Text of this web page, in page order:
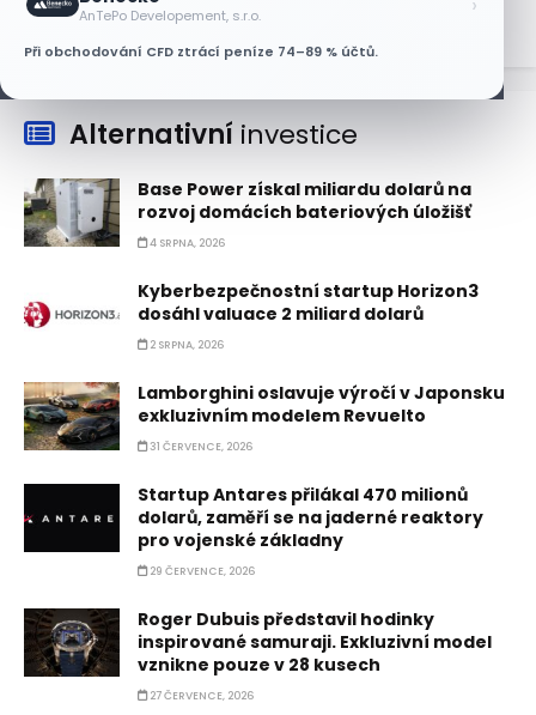
AnTePo Developement, s.r.o.
Při obchodování CFD ztrácí peníze 74–89 % účtů.
Alternativní investice
Base Power získal miliardu dolarů na
rozvoj domácích bateriových úložišť
4 SRPNA, 2026
Kyberbezpečnostní startup Horizon3
dosáhl valuace 2 miliard dolarů
2 SRPNA, 2026
Lamborghini oslavuje výročí v Japonsku
exkluzivním modelem Revuelto
31 ČERVENCE, 2026
Startup Antares přilákal 470 milionů
dolarů, zaměří se na jaderné reaktory
pro vojenské základny
29 ČERVENCE, 2026
Roger Dubuis představil hodinky
inspirované samuraji. Exkluzivní model
vznikne pouze v 28 kusech
27 ČERVENCE, 2026